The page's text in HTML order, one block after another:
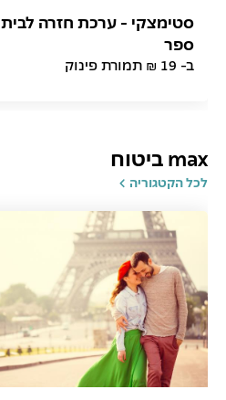
סטימצקי - ערכת חזרה לבית
ספר
ב- 19 ₪ תמורת פינוק
max ביטוח
לכל הקטגוריה